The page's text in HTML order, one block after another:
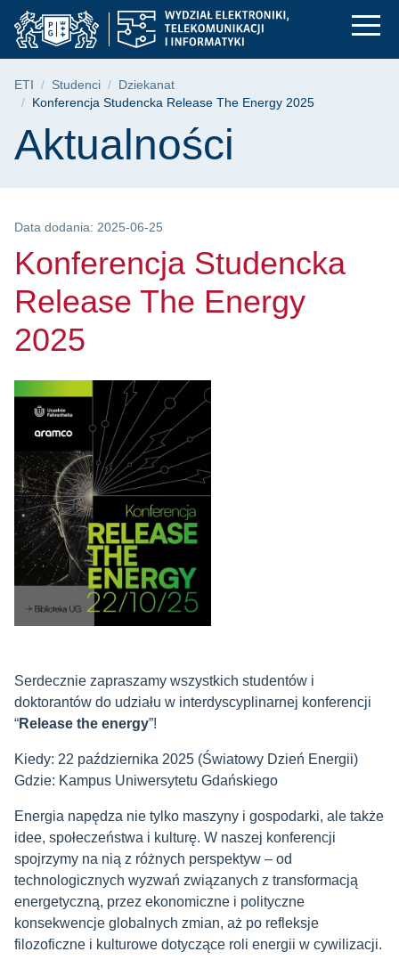
Przejdź
do
menu
Przejdź
do
wyszukiwarki
Przejdź
do
treści
Konferencja
Ścieżka nawigacyjna
ETI Studenci
Dziekanat
Konferencja Studencka Release The Energy 2025
Treść strony
Aktualności
Data dodania: 2025-06-25
Konferencja Studencka
Release The Energy
2025
Serdecznie zapraszamy wszystkich studentów i
doktorantów do udziału w interdyscyplinarnej konferencji
“Release the energy”!
Kiedy: 22 października 2025 (Światowy Dzień Energii)
Gdzie: Kampus Uniwersytetu Gdańskiego
Energia napędza nie tylko maszyny i gospodarki, ale także
idee, społeczeństwa i kulturę. W naszej konferencji
spojrzymy na nią z różnych perspektyw – od
technologicznych wyzwań związanych z transformacją
energetyczną, przez ekonomiczne i polityczne
konsekwencje globalnych zmian, aż po refleksje
filozoficzne i kulturowe dotyczące roli energii w cywilizacji.